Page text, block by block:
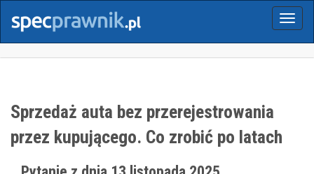
Menu
Sprzedaż auta bez przerejestrowania
przez kupującego. Co zrobić po latach